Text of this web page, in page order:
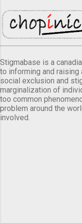
Stigmabase is a
to informing and
social exclusion and
marginalization of
too common
problem around the
involved.